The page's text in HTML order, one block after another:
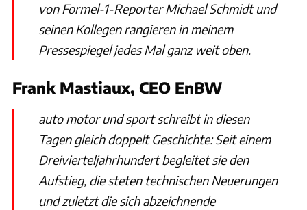
von Formel-1-Reporter Michael Schmidt und
seinen Kollegen rangieren in meinem
Pressespiegel jedes Mal ganz weit oben.
Frank Mastiaux, CEO EnBW
auto motor und sport schreibt in diesen
Tagen gleich doppelt Geschichte: Seit einem
Dreivierteljahrhundert begleitet sie den
Aufstieg, die steten technischen Neuerungen
und zuletzt die sich abzeichnende